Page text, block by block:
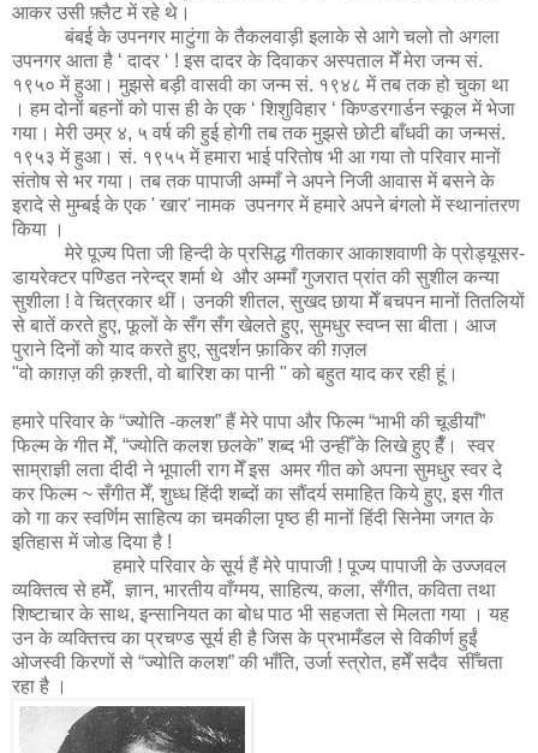
आकर उसी फ़्लैट में रहे थे।
बंबई के उपनगर माटुंगा के तैकलवाड़ी इलाके से आगे चलो तो अगला
उपनगर आता है ‘ दादर ‘ ! इस दादर के दिवाकर अस्पताल मेँ मेरा जन्म सं.
१९५० में हुआ। मुझसे बड़ी वासवी का जन्म सं. १९४८ में तब तक हो चुका था
। हम दोनों बहनों को पास ही के एक ‘ शिशुविहार ‘ किण्डरगार्डन स्कूल में भेजा
गया। मेरी उम्र ४, ५ वर्ष की हुई होगी तब तक मुझसे छोटी बाँधवी का जन्मसं.
१९५३ में हुआ। सं. १९५५ में हमारा भाई परितोष भी आ गया तो परिवार मानों
संतोष से भर गया। तब तक पापाजी अम्माँ ने अपने निजी आवास में बसने के
इरादे से मुम्बई के एक ' खार' नामक उपनगर में हमारे अपने बंगलो में स्थानांतरण
किया ।
मेरे पूज्य पिता जी हिन्दी के प्रसिद्ध गीतकार आकाशवाणी के प्रोड्यूसर-
डायरेक्टर पण्डित नरेन्द्र शर्मा थे और अम्माँ गुजरात प्रांत की सुशील कन्या
सुशीला ! वे चित्रकार थीं। उनकी शीतल, सुखद छाया मेँ बचपन मानों तितलियों
से बातें करते हुए, फूलों के सँग सँग खेलते हुए, सुमधुर स्वप्न सा बीता। आज
पुराने दिनों को याद करते हुए, सुदर्शन फ़ाकिर की ग़ज़ल
"वो काग़ज़ की क़श्ती, वो बारिश का पानी " को बहुत याद कर रही हूं।
हमारे परिवार के “ज्योति -कलश” हैं मेरे पापा और फिल्म “भाभी की चूडीयाँ”
फिल्म के गीत मेँ, “ज्योति कलश छलके” शब्द भी उन्हीँ के लिखे हुए हैँ। स्वर
साम्राज्ञी लता दीदी ने भूपाली राग मेँ इस अमर गीत को अपना सुमधुर स्वर दे
कर फिल्म ~ सँगीत मेँ, शुध्ध हिंदी शब्दों का सौंदर्य समाहित किये हुए, इस गीत
को गा कर स्वर्णिम साहित्य का चमकीला पृष्ठ ही मानों हिंदी सिनेमा जगत के
इतिहास में जोड दिया है !
हमारे परिवार के सूर्य हैं मेरे पापाजी ! पूज्य पापाजी के उज्जवल
व्यक्तित्व से हमेँ, ज्ञान, भारतीय वाँग्मय, साहित्य, कला, सँगीत, कविता तथा
शिष्टाचार के साथ, इन्सानियत का बोध पाठ भी सहजता से मिलता गया । यह
उन के व्यक्तित्त्व का प्रचण्ड सूर्य ही है जिस के प्रभामँडल से विकीर्ण हुईं
ओजस्वी किरणों से “ज्योति कलश” की भाँति, उर्जा स्त्रोत, हमेँ सदैव सीँचता
रहा है ।